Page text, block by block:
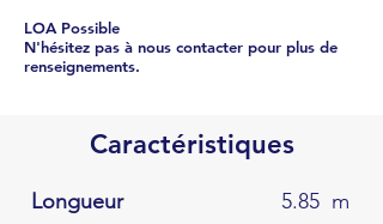
LOA Possible
N'hésitez pas à nous contacter pour plus de
renseignements.
Caractéristiques
Longueur 5.85 m